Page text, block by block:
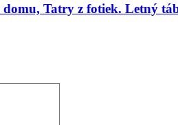
domu, Tatry z fotiek. Letný